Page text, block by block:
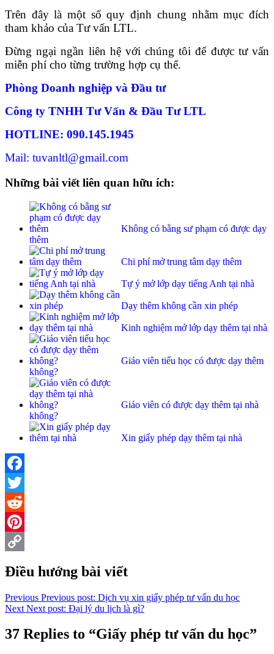
Trên đây là một số quy định chung nhằm mục đích
tham khảo của Tư vấn LTL.
Đừng ngại ngần liên hệ với chúng tôi để được tư vấn
miễn phí cho từng trường hợp cụ thể.
Phòng Doanh nghiệp và Đầu tư
Công ty TNHH Tư Vấn & Đầu Tư LTL
HOTLINE: 090.145.1945
Mail: tuvanltl@gmail.com
Những bài viết liên quan hữu ích:
Không có bằng sư phạm có được dạy
thêm
Chi phí mở trung tâm dạy thêm
Tự ý mở lớp dạy tiếng Anh tại nhà
Dạy thêm không cần xin phép
Kinh nghiệm mở lớp dạy thêm tại nhà
Giáo viên tiểu học có được dạy thêm
không?
Giáo viên có được dạy thêm tại nhà
không?
Xin giấy phép dạy thêm tại nhà
Facebook
Twitter
Reddit
Pinterest
Điều hướng bài viết
Previous Previous post: Dịch vụ xin giấy phép tư vấn du học
Next Next post: Đại lý du lịch là gì?
37 Replies to “Giấy phép tư vấn du học”